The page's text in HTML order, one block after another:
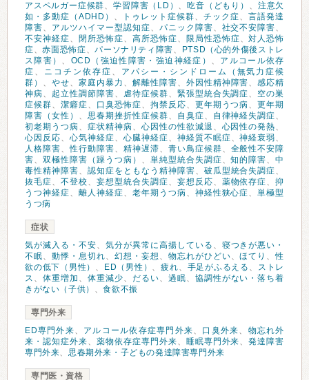
アスペルガー症候群、学習障害（LD） 、吃音（どもり） 、 注意欠
如・多動症（ADHD） 、 トゥレット症候群、チック症、言語発達
障害、 アルツハイマー型認知症、 パニック障害、 社交不安障害、
不安神経症、 閉所恐怖症、 高所恐怖症、 限局性恐怖症、対人恐怖
症、赤面恐怖症、パーソナリティ障害、
PTSD（心的外傷後ストレ
ス障害） 、 OCD（強迫性障害・強迫神経症） 、 アルコール依存
症 、 ニコチン依存症 、 アパシー・シンドローム（無気力症候
群） 、 やせ、 家庭内暴力 、 解離性障害、 外因性精神障害、感応精
神病、 起立性調節障害、 虐待症候群、 緊張型統合失調症、 空の巣
症候群、 潔癖症、 口臭恐怖症、 拘禁反応、 更年期うつ病、更年期
障害（女性） 、 思春期挫折性症候群、 自臭症、 自律神経失調症、
初老期うつ病、 症状精神病、 心因性の性欲減退 、 心因性の発熱、
心因反応、 心気神経症、 心臓神経症、 神経質不眠症、神経衰弱、
人格障害、性行動障害、 精神遅滞、 青い鳥症候群、 全般性不安障
害、 双極性障害（躁うつ病） 、 単純型統合失調症、知的障害、中
毒性精神障害、 認知症をともなう精神障害、 破瓜型統合失調症、
抜毛症、 不登校、 妄想型統合失調症、 妄想反応、 薬物依存症、抑
うつ神経症、 離人神経症、 老年期うつ病、 神経性狭心症、単極型
うつ病
症状
気が滅入る・不安、 気分が異常に高揚している 、 寝つきが悪い・
不眠、 動悸・息切れ、 幻想・妄想 、 物忘れがひどい、ほてり 、性
欲の低下（男性） 、 ED（男性） 、疲れ、 手足がふるえる 、 ストレ
ス 、 体重増加 、 体重減少、 だるい、 過眠、 協調性がない・落ち着
きがない（子供） 、食欲不振
専門外来
ED専門外来、 アルコール依存症専門外来、 口臭外来、 物忘れ外
来・認知症外来、 薬物依存症専門外来、 睡眠専門外来、発達障害
専門外来、思春期外来・子どもの発達障害専門外来
専門医・資格